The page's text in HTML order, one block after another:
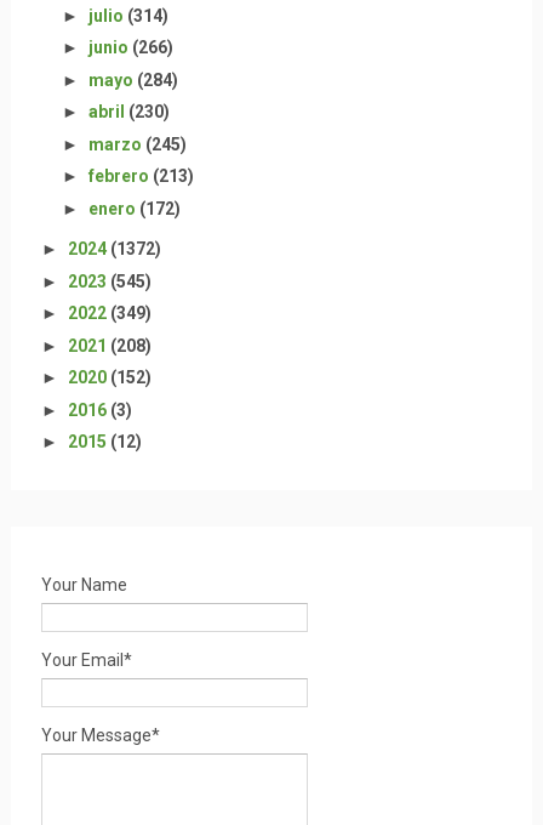
► julio (314)
► junio (266)
► mayo (284)
► abril (230)
► marzo (245)
► febrero (213)
► enero (172)
► 2024 (1372)
► 2023 (545)
► 2022 (349)
► 2021 (208)
► 2020 (152)
► 2016 (3)
► 2015 (12)
Your Name
Your Email*
Your Message*